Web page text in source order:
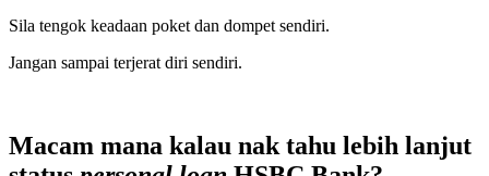
Sila tengok keadaan poket dan dompet sendiri.
Jangan sampai terjerat diri sendiri.
Macam mana kalau nak tahu lebih lanjut